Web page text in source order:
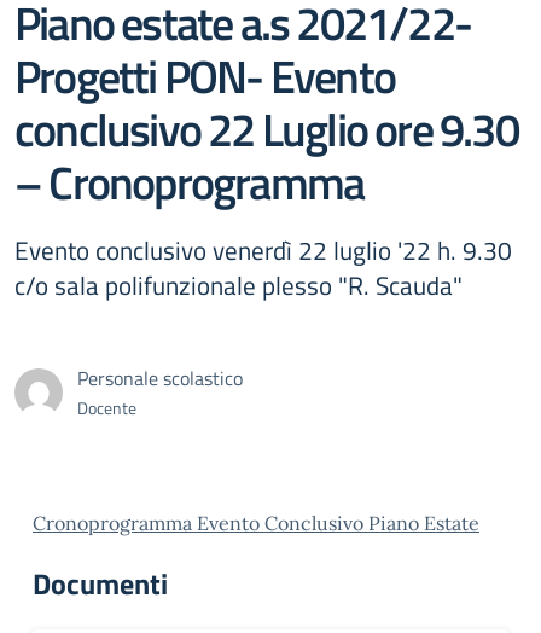
Piano estate a.s 2021/22-
Progetti PON- Evento
conclusivo 22 Luglio ore 9.30
– Cronoprogramma
Evento conclusivo venerdì 22 luglio '22 h. 9.30
c/o sala polifunzionale plesso "R. Scauda"
Personale scolastico
Docente
Cronoprogramma Evento Conclusivo Piano Estate
Documenti